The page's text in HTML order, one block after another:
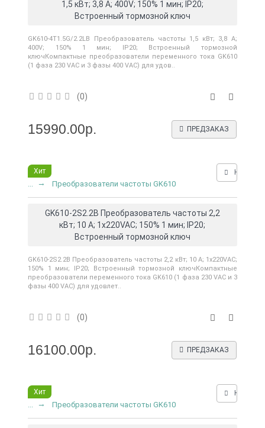
1,5 кВт; 3,8 А; 400V; 150% 1 мин; IP20;
Встроенный тормозной ключ
GK610-4T1.5G/2.2LB Преобразователь частоты 1,5 кВт; 3,8 А;
400V; 150% 1 мин; IP20; Встроенный тормозной
ключКомпактные преобразователи переменного тока GK610
(1 фаза 230 VAC и 3 фазы 400 VAC) для удов..
(0)
15990.00р. ПРЕДЗАКАЗ
Хит Нашли
Преобразователи частоты GK610
GK610-2S2.2B Преобразователь частоты 2,2
кВт; 10 А; 1x220VAC; 150% 1 мин; IP20;
Встроенный тормозной ключ
GK610-2S2.2B Преобразователь частоты 2,2 кВт; 10 А; 1x220VAC;
150% 1 мин; IP20; Встроенный тормозной ключКомпактные
преобразователи переменного тока GK610 (1 фаза 230 VAC и 3
фазы 400 VAC) для удовлет..
(0)
16100.00р. ПРЕДЗАКАЗ
Хит Нашли
Преобразователи частоты GK610